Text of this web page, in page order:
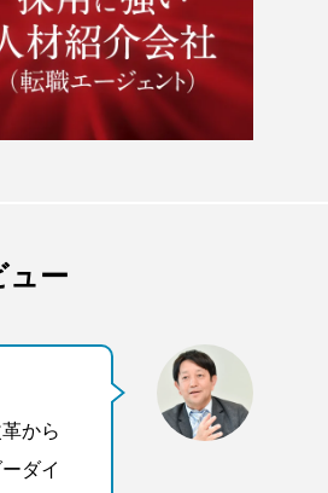
ュー
から
ダイ